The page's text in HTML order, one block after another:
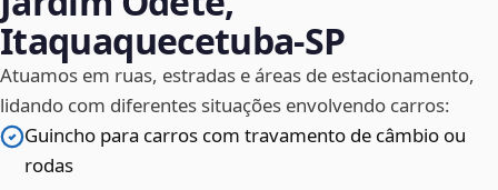
Itaquaquecetuba‑SP
Atuamos em ruas, estradas e áreas de estacionamento,
lidando com diferentes situações envolvendo carros:
Guincho para carros com travamento de câmbio ou
rodas